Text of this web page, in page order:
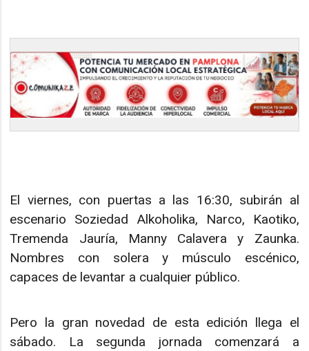
El viernes, con puertas a las 16:30, subirán al
escenario Soziedad Alkoholika, Narco, Kaotiko,
Tremenda Jauría, Manny Calavera y Zaunka.
Nombres con solera y músculo escénico,
capaces de levantar a cualquier público.
Pero la gran novedad de esta edición llega el
sábado. La segunda jornada comenzará a